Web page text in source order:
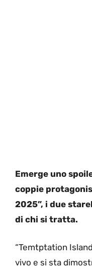
Emerge uno
coppie
2025”, i due
di chi si tratta.
“Temtptation
vivo e si sta